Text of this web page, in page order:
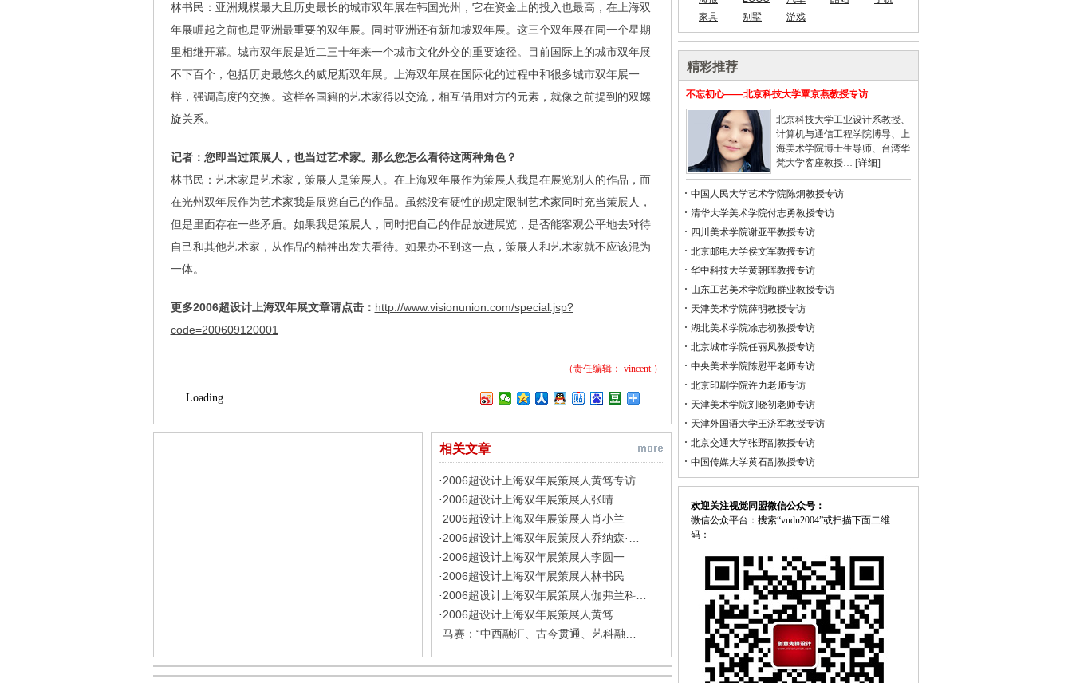
林书民：亚洲规模最大且历史最长的城市双年展在韩国光州，它在资金上的投入也最高，在上海双
年展崛起之前也是亚洲最重要的双年展。同时亚洲还有新加坡双年展。这三个双年展在同一个星期
里相继开幕。城市双年展是近二三十年来一个城市文化外交的重要途径。目前国际上的城市双年展
不下百个，包括历史最悠久的威尼斯双年展。上海双年展在国际化的过程中和很多城市双年展一
样，强调高度的交换。这样各国籍的艺术家得以交流，相互借用对方的元素，就像之前提到的双螺
旋关系。
记者：您即当过策展人，也当过艺术家。那么您怎么看待这两种角色？
林书民：艺术家是艺术家，策展人是策展人。在上海双年展作为策展人我是在展览别人的作品，而
在光州双年展作为艺术家我是展览自己的作品。虽然没有硬性的规定限制艺术家同时充当策展人，
但是里面存在一些矛盾。如果我是策展人，同时把自己的作品放进展览，是否能客观公平地去对待
自己和其他艺术家，从作品的精神出发去看待。如果办不到这一点，策展人和艺术家就不应该混为
一体。
更多2006超设计上海双年展文章请点击： http://www.visionunion.com/special.jsp?
code=200609120001
（责任编辑： vincent ）
Loading...
相关文章
· 2006超设计上海双年展策展人黄笃专访
· 2006超设计上海双年展策展人张晴
· 2006超设计上海双年展策展人肖小兰
· 2006超设计上海双年展策展人乔纳森·…
· 2006超设计上海双年展策展人李圆一
· 2006超设计上海双年展策展人林书民
· 2006超设计上海双年展策展人伽弗兰科…
· 2006超设计上海双年展策展人黄笃
·马赛：“中西融汇、古今贯通、艺科融…
家具
别墅 游戏
精彩推荐
不忘初心——北京科技大学覃京燕教授专访
北京科技大学工业设计系教授、
计算机与通信工程学院博导、上
海美术学院博士生导师、台湾华
梵大学客座教授… [详细]
中国人民大学艺术学院陈炯教授专访
清华大学美术学院付志勇教授专访
四川美术学院谢亚平教授专访
北京邮电大学侯文军教授专访
华中科技大学黄朝晖教授专访
山东工艺美术学院顾群业教授专访
天津美术学院薛明教授专访
湖北美术学院凃志初教授专访
北京城市学院任丽凤教授专访
中央美术学院陈慰平老师专访
北京印刷学院许力老师专访
天津美术学院刘晓初老师专访
天津外国语大学王济军教授专访
北京交通大学张野副教授专访
中国传媒大学黄石副教授专访
欢迎关注视觉同盟微信公众号：
微信公众平台：搜索“vudn2004”或扫描下面二维
码：